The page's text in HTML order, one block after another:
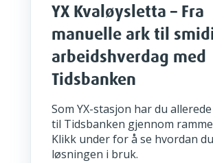
YX Kvaløysletta – Fra
manuelle ark til
arbeidshverdag med
Tidsbanken
Som YX-stasjon har du
til Tidsbanken gjennom
Klikk under for å se hvordan
løsningen i bruk.